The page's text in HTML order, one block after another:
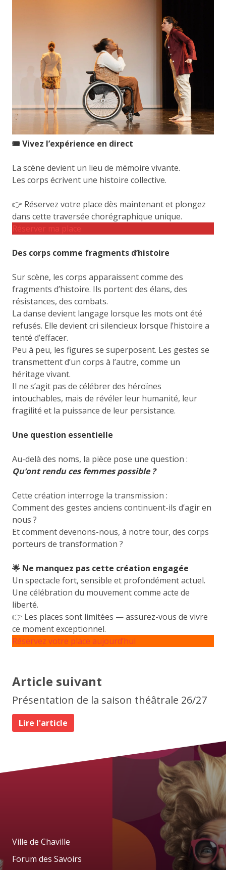
🎟️ Vivez l’expérience en direct
La scène devient un lieu de mémoire vivante.
Les corps écrivent une histoire collective.
👉 Réservez votre place dès maintenant et plongez
dans cette traversée chorégraphique unique.
Réserver ma place
Des corps comme fragments d’histoire
Sur scène, les corps apparaissent comme des
fragments d’histoire. Ils portent des élans, des
résistances, des combats.
La danse devient langage lorsque les mots ont été
refusés. Elle devient cri silencieux lorsque l’histoire a
tenté d’effacer.
Peu à peu, les figures se superposent. Les gestes se
transmettent d’un corps à l’autre, comme un
héritage vivant.
Il ne s’agit pas de célébrer des héroïnes
intouchables, mais de révéler leur humanité, leur
fragilité et la puissance de leur persistance.
Une question essentielle
Au-delà des noms, la pièce pose une question :
Qu’ont rendu ces femmes possible ?
Cette création interroge la transmission :
Comment des gestes anciens continuent-ils d’agir en
nous ?
Et comment devenons-nous, à notre tour, des corps
porteurs de transformation ?
🌟 Ne manquez pas cette création engagée
Un spectacle fort, sensible et profondément actuel.
Une célébration du mouvement comme acte de
liberté.
👉 Les places sont limitées — assurez-vous de vivre
ce moment exceptionnel.
Réservez votre place aujourd’hui
Article suivant
Présentation de la saison théâtrale 26/27
Lire l'article
Ville de Chaville
Forum des Savoirs